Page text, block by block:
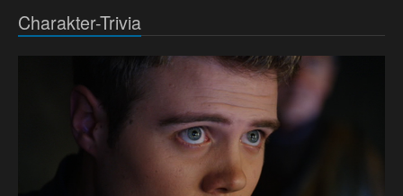
Charakter-Trivia